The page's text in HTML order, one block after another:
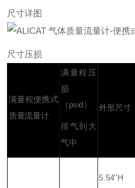
尺寸详图
尺寸压损
满量程便携式
质量流量计
满量程压
损
（psid）
排气到大
气中
外形尺寸
5.54''H